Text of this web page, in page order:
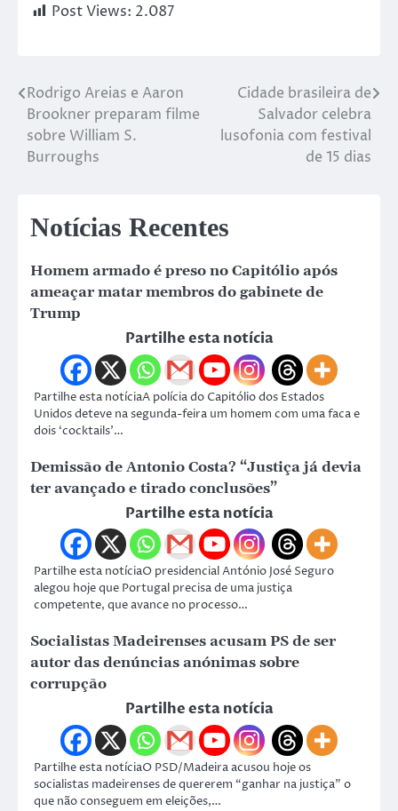
Post Views: 2.087
Rodrigo Areias e Aaron
Brookner preparam filme
sobre William S.
Burroughs
Cidade brasileira de
Salvador celebra
lusofonia com festival
de 15 dias
Notícias Recentes
Homem armado é preso no Capitólio após
ameaçar matar membros do gabinete de
Trump
Partilhe esta notícia
Partilhe esta notíciaA polícia do Capitólio dos Estados
Unidos deteve na segunda-feira um homem com uma faca e
dois ‘cocktails’…
Demissão de Antonio Costa? “Justiça já devia
ter avançado e tirado conclusões”
Partilhe esta notícia
Partilhe esta notíciaO presidencial António José Seguro
alegou hoje que Portugal precisa de uma justiça
competente, que avance no processo…
Socialistas Madeirenses acusam PS de ser
autor das denúncias anónimas sobre
corrupção
Partilhe esta notícia
Partilhe esta notíciaO PSD/Madeira acusou hoje os
socialistas madeirenses de quererem “ganhar na justiça” o
que não conseguem em eleições,…